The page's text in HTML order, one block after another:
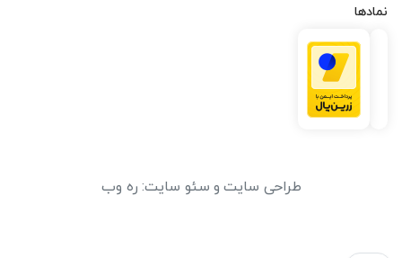
نمادها
طراحی سایت و سئو سایت: ره وب